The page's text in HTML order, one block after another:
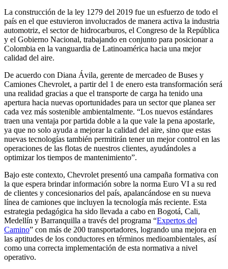
La construcción de la ley 1279 del 2019 fue un esfuerzo de todo el
país en el que estuvieron involucrados de manera activa la industria
automotriz, el sector de hidrocarburos, el Congreso de la República
y el Gobierno Nacional, trabajando en conjunto para posicionar a
Colombia en la vanguardia de Latinoamérica hacia una mejor
calidad del aire.
De acuerdo con Diana Ávila, gerente de mercadeo de Buses y
Camiones Chevrolet, a partir del 1 de enero esta transformación será
una realidad gracias a que el transporte de carga ha tenido una
apertura hacia nuevas oportunidades para un sector que planea ser
cada vez más sostenible ambientalmente. “Los nuevos estándares
traen una ventaja por partida doble a la que vale la pena apostarle,
ya que no solo ayuda a mejorar la calidad del aire, sino que estas
nuevas tecnologías también permitirán tener un mejor control en las
operaciones de las flotas de nuestros clientes, ayudándoles a
optimizar los tiempos de mantenimiento”.
Bajo este contexto, Chevrolet presentó una campaña formativa con
la que espera brindar información sobre la norma Euro VI a su red
de clientes y concesionarios del país, apalancándose en su nueva
línea de camiones que incluyen la tecnología más reciente. Esta
estrategia pedagógica ha sido llevada a cabo en Bogotá, Cali,
Medellín y Barranquilla a través del programa “Expertos del
Camino” con más de 200 transportadores, logrando una mejora en
las aptitudes de los conductores en términos medioambientales, así
como una correcta implementación de esta normativa a nivel
operativo.